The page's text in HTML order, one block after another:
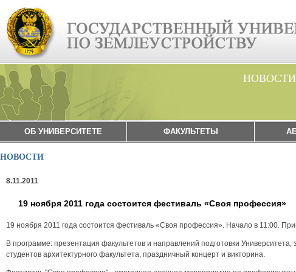
НОВОСТИ
ОБ УНИВЕРСИТЕТЕ ФАКУЛЬТЕТЫ
НОВОСТИ
8.11.2011
19 ноября 2011 года состоится фестиваль «Своя профессия»
19 ноября 2011 года состоится фестиваль «Своя профессия». Начало в 11:00.
В программе: презентация факультетов и направлений подготовки
студентов архитектурного факультета, праздничный концерт и викторина.